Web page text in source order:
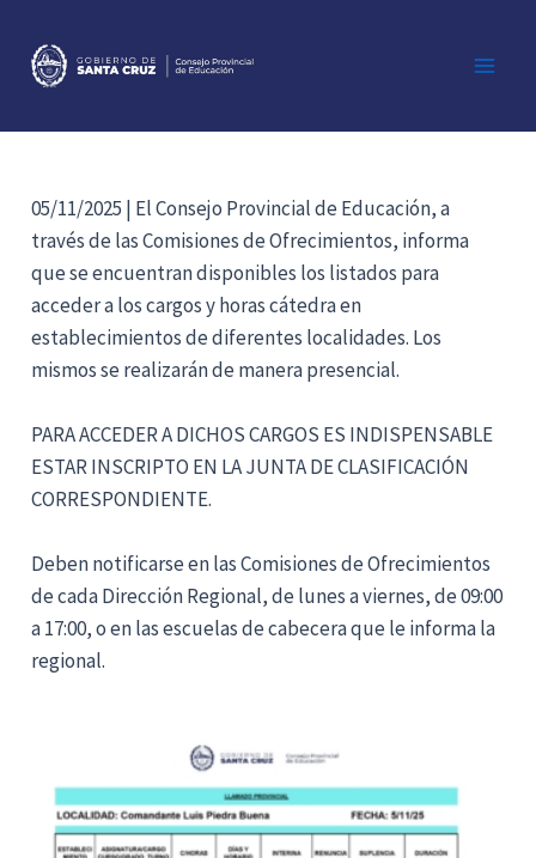
contenido
05/11/2025 | El Consejo Provincial de Educación, a
través de las Comisiones de Ofrecimientos, informa
que se encuentran disponibles los listados para
acceder a los cargos y horas cátedra en
establecimientos de diferentes localidades. Los
mismos se realizarán de manera presencial.
PARA ACCEDER A DICHOS CARGOS ES INDISPENSABLE
ESTAR INSCRIPTO EN LA JUNTA DE CLASIFICACIÓN
CORRESPONDIENTE.
Deben notificarse en las Comisiones de Ofrecimientos
de cada Dirección Regional, de lunes a viernes, de 09:00
a 17:00, o en las escuelas de cabecera que le informa la
regional.